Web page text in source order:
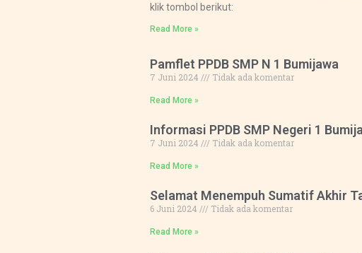
klik tombol berikut:
Read More »
Pamflet PPDB SMP N 1 Bumijawa
7 Juni 2024 Tidak ada komentar
Read More »
Informasi PPDB SMP Negeri 1
7 Juni 2024 Tidak ada komentar
Read More »
Selamat Menempuh Sumatif Akhir
6 Juni 2024 Tidak ada komentar
Read More »